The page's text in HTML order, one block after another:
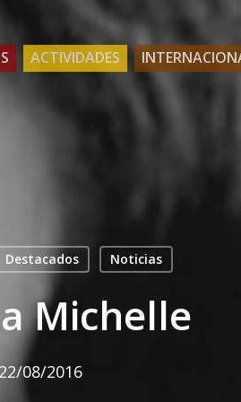
ACTIVIDADES
Destacados Noticias
Michelle
22/08/2016